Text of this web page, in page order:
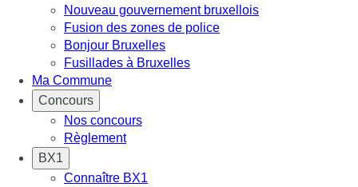
Nouveau gouvernement bruxellois
Fusion des zones de police
Bonjour Bruxelles
Fusillades à Bruxelles
Ma Commune
Concours
Nos concours
Règlement
BX1
Connaître BX1